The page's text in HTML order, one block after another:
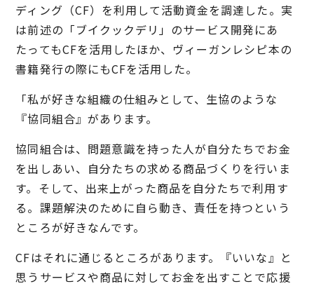
ディング（CF）を利用して活動資金を調達した。実
は前述の「ブイクックデリ」のサービス開発にあ
たってもCFを活用したほか、ヴィーガンレシピ本の
書籍発行の際にもCFを活用した。
「私が好きな組織の仕組みとして、生協のような
『協同組合』があります。
協同組合は、問題意識を持った人が自分たちでお金
を出しあい、自分たちの求める商品づくりを行いま
す。そして、出来上がった商品を自分たちで利用す
る。課題解決のために自ら動き、責任を持つという
ところが好きなんです。
CFはそれに通じるところがあります。『いいな』と
思うサービスや商品に対してお金を出すことで応援